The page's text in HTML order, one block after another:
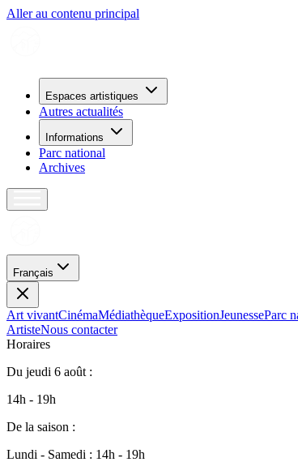
Aller au contenu principal
Espaces artistiques
Autres actualités
Informations
Parc national
Archives
Français
Art vivantCinémaMédiathèqueExpositionJeunesseParc
ArtisteNous contacter
Horaires
Du jeudi 6 août :
14h - 19h
De la saison :
Lundi - Samedi : 14h - 19h